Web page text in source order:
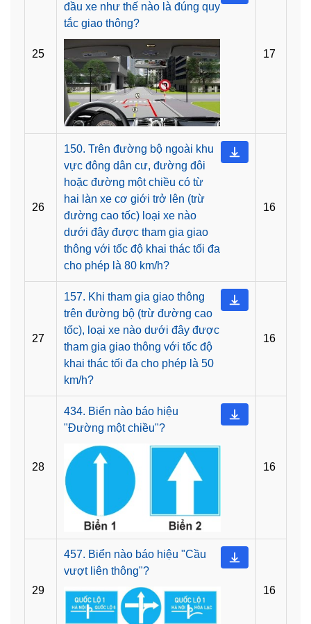
25
đầu xe như thế nào là đúng quy
tắc giao thông?
17
26
150. Trên đường bộ ngoài khu
vực đông dân cư, đường đôi
hoặc đường một chiều có từ
hai làn xe cơ giới trở lên (trừ
đường cao tốc) loại xe nào
dưới đây được tham gia giao
thông với tốc độ khai thác tối đa
cho phép là 80 km/h?
16
27
157. Khi tham gia giao thông
trên đường bộ (trừ đường cao
tốc), loại xe nào dưới đây được
tham gia giao thông với tốc độ
khai thác tối đa cho phép là 50
km/h?
16
28
434. Biển nào báo hiệu
"Đường một chiều"?
16
29
457. Biển nào báo hiệu "Cầu
vượt liên thông"?
16